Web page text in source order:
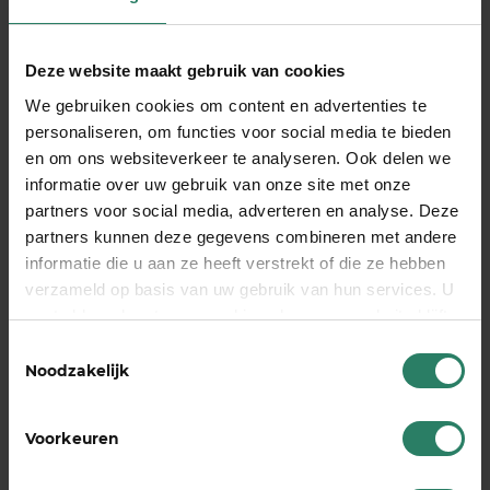
Deze website maakt gebruik van cookies
We gebruiken cookies om content en advertenties te
personaliseren, om functies voor social media te bieden
en om ons websiteverkeer te analyseren. Ook delen we
informatie over uw gebruik van onze site met onze
partners voor social media, adverteren en analyse. Deze
partners kunnen deze gegevens combineren met andere
informatie die u aan ze heeft verstrekt of die ze hebben
verzameld op basis van uw gebruik van hun services. U
gaat akkoord met onze cookies als u onze website blijft
Noodzakelijk
Voorkeuren
van arbeidsongeschiktheid
Regelmatige evaluatie: Herstel wordt gevolgd
en uitkering aangepast
Goede aanbieders bieden begeleiding vanaf de
eerste ziektedag, niet pas als je recht hebt op
uitkering. Deze vroege interventie zorgt er vaak
voor dat je sneller duurzaam kunt terugkeren naar
je werk. Bij gedeeltelijke arbeidsongeschiktheid
is geen luxe maar een noodzaak voor elke serieuze
ondernemer. Zonder eigen voorziening loop je het